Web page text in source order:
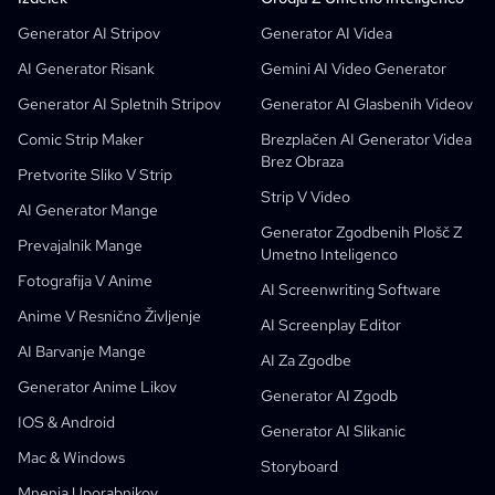
Generator AI Stripov
AI Generator Risank
Generator AI Spletnih Stripov
Comic Strip Maker
Pretvorite Sliko V Strip
AI Generator Mange
Prevajalnik Mange
Fotografija V Anime
Anime V Resnično Življenje
AI Barvanje Mange
Generator Anime Likov
IOS & Android
Mac & Windows
Generator AI Videa
Gemini AI Video Generator
Generator AI Glasbenih Videov
Brezplačen AI Generator Videa
Brez Obraza
Strip V Video
Generator Zgodbenih Plošč Z
Umetno Inteligenco
AI Screenwriting Software
AI Screenplay Editor
AI Za Zgodbe
Generator AI Zgodb
Generator AI Slikanic
Storyboard
Brezplačen AI Ustvarjalec Stripovskih Panelov
AI Generator Otroških Knjig
Brezplačni AI Generator Stripov
AI Manga Studio
Brezplačni AI Motion Designer
Video V Strip
Generator Glasovnih Zgodb
AI Generator Risank
Pretvorite Sliko V Strip
Spremenite Sliko V Risanko
Generator AI Spletnih Stripov
AI Generator Za Manhwa Stripe
AI Generator Mange
Učitelji
Študenti
Učitelji In Učenci
Izobraževanje
Enterprise
Startupi
Sekvenčna Umetnost
OpenAI
Meta
SHOTDECK
Black Forest Labs
Ponovi
ElevenLabs
PuppyAgent
API-Ji Za Stripovske Knjige
Digitalna Kampanja
Vsebinski Marketing
Produktni Marketing
Graph Comics For Dynamic Graphs
Enterprise
Orodja Z Umetno Inteligenco Za Učitelje In Učence
Generator AI Videa
Ustvarjalnik Otroških Zgodb
Generator AI Slikanic
AI Izobraževalni Stripi
Generativni Delovni Procesi
Spletni Stripi